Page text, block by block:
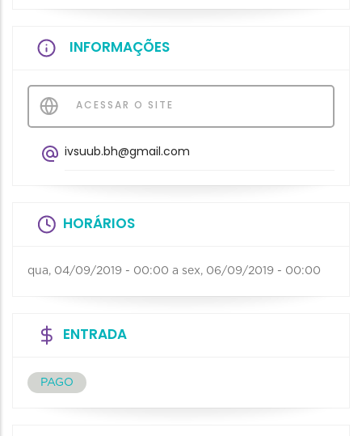
INFORMAÇÕES
ACESSAR O SITE
ivsuub.bh@gmail.com
HORÁRIOS
qua, 04/09/2019 - 00:00 a sex, 06/09/2019 - 00:00
ENTRADA
PAGO